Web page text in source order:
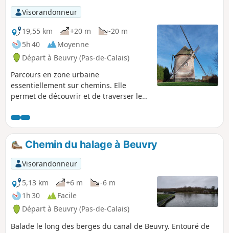
Visorandonneur
19,55 km
+20 m
-20 m
5h 40
Moyenne
Départ à Beuvry (Pas-de-Calais)
Parcours en zone urbaine
essentiellement sur chemins. Elle
permet de découvrir et de traverser le
étangs de Labourse ainsi que le Moulin
du Ballon (ou Moulin Buret) qui a fière
allure.Chemin du halage à Beuvry
Visorandonneur
5,13 km
+6 m
-6 m
1h 30
Facile
Départ à Beuvry (Pas-de-Calais)
Balade le long des berges du canal de Beuvry. Entouré de